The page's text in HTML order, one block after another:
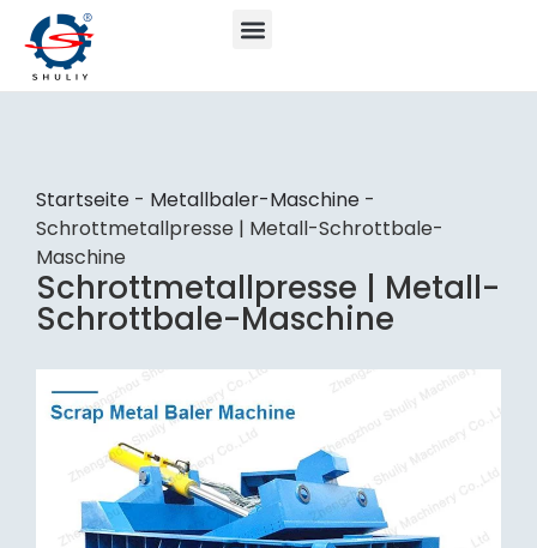
Startseite - Metallbaler-Maschine -
Schrottmetallpresse | Metall-Schrottbale-
Maschine
Schrottmetallpresse | Metall-
Schrottbale-Maschine